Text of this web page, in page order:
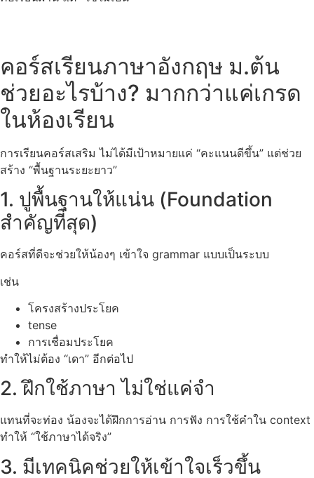
คอร์สเรียนภาษาอังกฤษ ม.ต้น
ช่วยอะไรบ้าง? มากกว่าแค่เกรด
ในห้องเรียน
การเรียนคอร์สเสริม ไม่ได้มีเป้าหมายแค่ “คะแนนดีขึ้น” แต่ช่วย
สร้าง “พื้นฐานระยะยาว”
1. ปูพื้นฐานให้แน่น (Foundation
สำคัญที่สุด)
คอร์สที่ดีจะช่วยให้น้องๆ เข้าใจ grammar แบบเป็นระบบ
เช่น
โครงสร้างประโยค
tense
การเชื่อมประโยค
ทำให้ไม่ต้อง “เดา” อีกต่อไป
2. ฝึกใช้ภาษา ไม่ใช่แค่จำ
แทนที่จะท่อง น้องจะได้ฝึกการอ่าน การฟัง การใช้คำใน context
ทำให้ “ใช้ภาษาได้จริง”
3. มีเทคนิคช่วยให้เข้าใจเร็วขึ้น